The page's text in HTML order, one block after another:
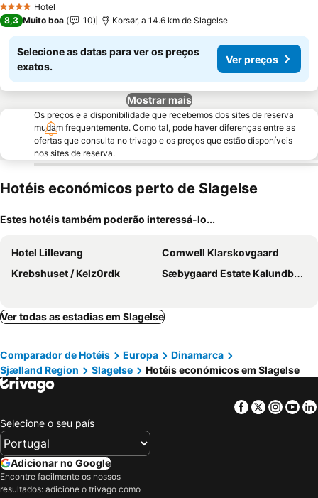
4 EstrelasHotel
8,3 Muito boa 10 Korsør, a 14.6 km de Slagelse
Selecione as datas para ver os preços
exatos.
Ver preços
Mostrar mais
Os preços e a disponibilidade que recebemos dos sites de reserva
mudam frequentemente. Como tal, pode haver diferenças entre as
ofertas que consulta no trivago e os preços que estão disponíveis
nos sites de reserva.
Hotéis económicos perto de Slagelse
Estes hotéis também poderão interessá-lo...
Hotel Lillevang
Comwell Klarskovgaard
Krebshuset / Kelz0rdk
Sæbygaard Estate Kalundborg
Ver todas as estadias em Slagelse
Comparador de Hotéis Europa
Dinamarca
Sjælland Region
Slagelse Hotéis económicos em Slagelse
Facebook
Twitter
Selecione o seu país
Adicionar no Google
Encontre facilmente os nossos
resultados: adicione o trivago como